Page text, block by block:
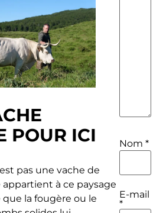
POUR ICI
pas une vache de
appartient à ce paysage
la fougère ou le
Nom*
E-mail
*